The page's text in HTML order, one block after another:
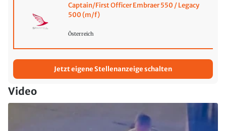
Captain/First Officer Embraer 550 / Legacy
500 (m/f)
Österreich
Jetzt eigene Stellenanzeige schalten
Video